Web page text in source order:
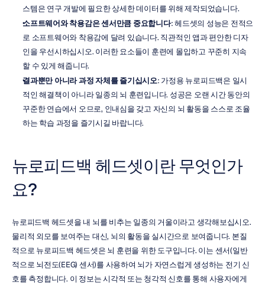
스템은 연구 개발에 필요한 상세한 데이터를 위해 제작되었습니다.
소프트웨어와 착용감은 센서만큼 중요합니다: 헤드셋의 성능은 전적으
로 소프트웨어와 착용감에 달려 있습니다. 직관적인 앱과 편안한 디자
인을 우선시하십시오. 이러한 요소들이 훈련에 몰입하고 꾸준히 지속
할 수 있게 해줍니다.
결과뿐만 아니라 과정 자체를 즐기십시오: 가정용 뉴로피드백은 일시
적인 해결책이 아니라 일종의 뇌 훈련입니다. 성공은 오랜 시간 동안의
꾸준한 연습에서 오므로, 인내심을 갖고 자신의 뇌 활동을 스스로 조율
하는 학습 과정을 즐기시길 바랍니다.
뉴로피드백 헤드셋이란 무엇인가
요?
뉴로피드백 헤드셋을 내 뇌를 비추는 일종의 거울이라고 생각해보십시오.
물리적 외모를 보여주는 대신, 뇌의 활동을 실시간으로 보여줍니다. 본질
적으로 뉴로피드백 헤드셋은 뇌 훈련을 위한 도구입니다. 이는 센서(일반
적으로 뇌전도(EEG) 센서)를 사용하여 뇌가 자연스럽게 생성하는 전기 신
호를 측정합니다. 이 정보는 시각적 또는 청각적 신호를 통해 사용자에게